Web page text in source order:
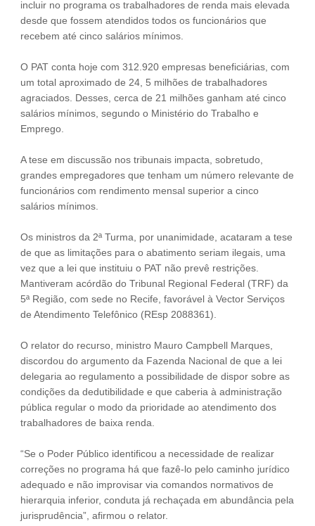
incluir no programa os trabalhadores de renda mais elevada
desde que fossem atendidos todos os funcionários que
recebem até cinco salários mínimos.
O PAT conta hoje com 312.920 empresas beneficiárias, com
um total aproximado de 24, 5 milhões de trabalhadores
agraciados. Desses, cerca de 21 milhões ganham até cinco
salários mínimos, segundo o Ministério do Trabalho e
Emprego.
A tese em discussão nos tribunais impacta, sobretudo,
grandes empregadores que tenham um número relevante de
funcionários com rendimento mensal superior a cinco
salários mínimos.
Os ministros da 2ª Turma, por unanimidade, acataram a tese
de que as limitações para o abatimento seriam ilegais, uma
vez que a lei que instituiu o PAT não prevê restrições.
Mantiveram acórdão do Tribunal Regional Federal (TRF) da
5ª Região, com sede no Recife, favorável à Vector Serviços
de Atendimento Telefônico (REsp 2088361).
O relator do recurso, ministro Mauro Campbell Marques,
discordou do argumento da Fazenda Nacional de que a lei
delegaria ao regulamento a possibilidade de dispor sobre as
condições da dedutibilidade e que caberia à administração
pública regular o modo da prioridade ao atendimento dos
trabalhadores de baixa renda.
“Se o Poder Público identificou a necessidade de realizar
correções no programa há que fazê-lo pelo caminho jurídico
adequado e não improvisar via comandos normativos de
hierarquia inferior, conduta já rechaçada em abundância pela
jurisprudência”, afirmou o relator.